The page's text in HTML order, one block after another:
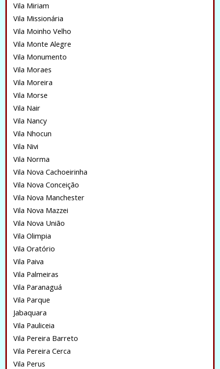
Vila Miriam
Vila Missionária
Vila Moinho Velho
Vila Monte Alegre
Vila Monumento
Vila Moraes
Vila Moreira
Vila Morse
Vila Nair
Vila Nancy
Vila Nhocun
Vila Nivi
Vila Norma
Vila Nova Cachoeirinha
Vila Nova Conceição
Vila Nova Manchester
Vila Nova Mazzei
Vila Nova União
Vila Olimpia
Vila Oratório
Vila Paiva
Vila Palmeiras
Vila Paranaguá
Vila Parque
Jabaquara
Vila Pauliceia
Vila Pereira Barreto
Vila Pereira Cerca
Vila Perus